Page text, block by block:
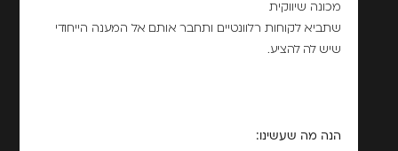
מכונה שיווקית
שתביא לקוחות רלוונטיים ותחבר אותם אל המענה הייחודי
שיש לה להציע.
הנה מה שעשינו: